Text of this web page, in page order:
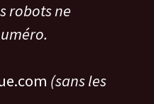
robots ne
(sans les